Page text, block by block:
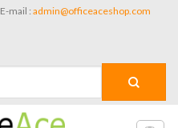
E-mail : admin@officeaceshop.com